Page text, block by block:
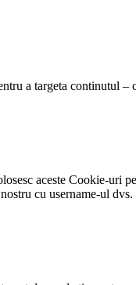
a targeta continutul
aceste Cookie-uri
cu username-ul